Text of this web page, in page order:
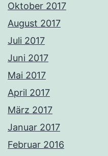
Oktober 2017
August 2017
Juli 2017
Juni 2017
Mai 2017
April 2017
März 2017
Januar 2017
Februar 2016